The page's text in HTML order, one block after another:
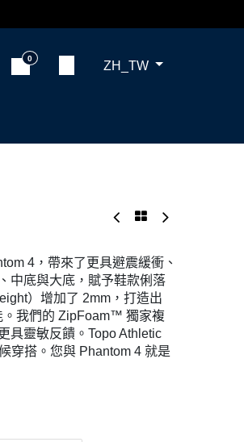
0 ZH_TW
4，帶來了更具避震緩衝、
中底與大底，賦予鞋款俐落
）增加了 2mm，打造出
。我們的 ZipFoam™ 獨家複
具靈敏反饋。Topo Athletic
穿搭。您與 Phantom 4 就是